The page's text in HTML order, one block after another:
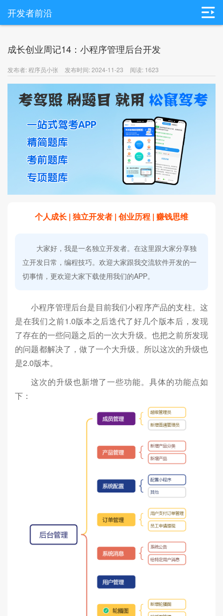
开发者前沿
成长创业周记14：小程序管理后台开发
发布者: 程序员小张 发布时间: 2024-11-23 阅读: 1623
个人成长 | 独立开发者 | 创业历程 | 赚钱思维
大家好，我是一名独立开发者。在这里跟大家分享独
立开发日常，编程技巧。欢迎大家跟我交流软件开发的一
切事情，更欢迎大家下载使用我们的APP。
小程序管理后台是目前我们小程序产品的支柱。这
是在我们之前1.0版本之后迭代了好几个版本后，发现
了存在的一些问题之后的一次大升级。也把之前所发现
的问题都解决了，做了一个大升级。所以这次的升级也
是2.0版本。
这次的升级也新增了一些功能。具体的功能点如
下：